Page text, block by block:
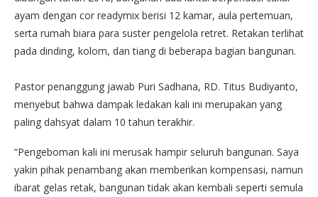
ayam dengan cor readymix berisi 12 kamar, aula pertemuan,
serta rumah biara para suster pengelola retret. Retakan terlihat
pada dinding, kolom, dan tiang di beberapa bagian bangunan.
Pastor penanggung jawab Puri Sadhana, RD. Titus Budiyanto,
menyebut bahwa dampak ledakan kali ini merupakan yang
paling dahsyat dalam 10 tahun terakhir.
“Pengeboman kali ini merusak hampir seluruh bangunan. Saya
yakin pihak penambang akan memberikan kompensasi, namun
ibarat gelas retak, bangunan tidak akan kembali seperti semula